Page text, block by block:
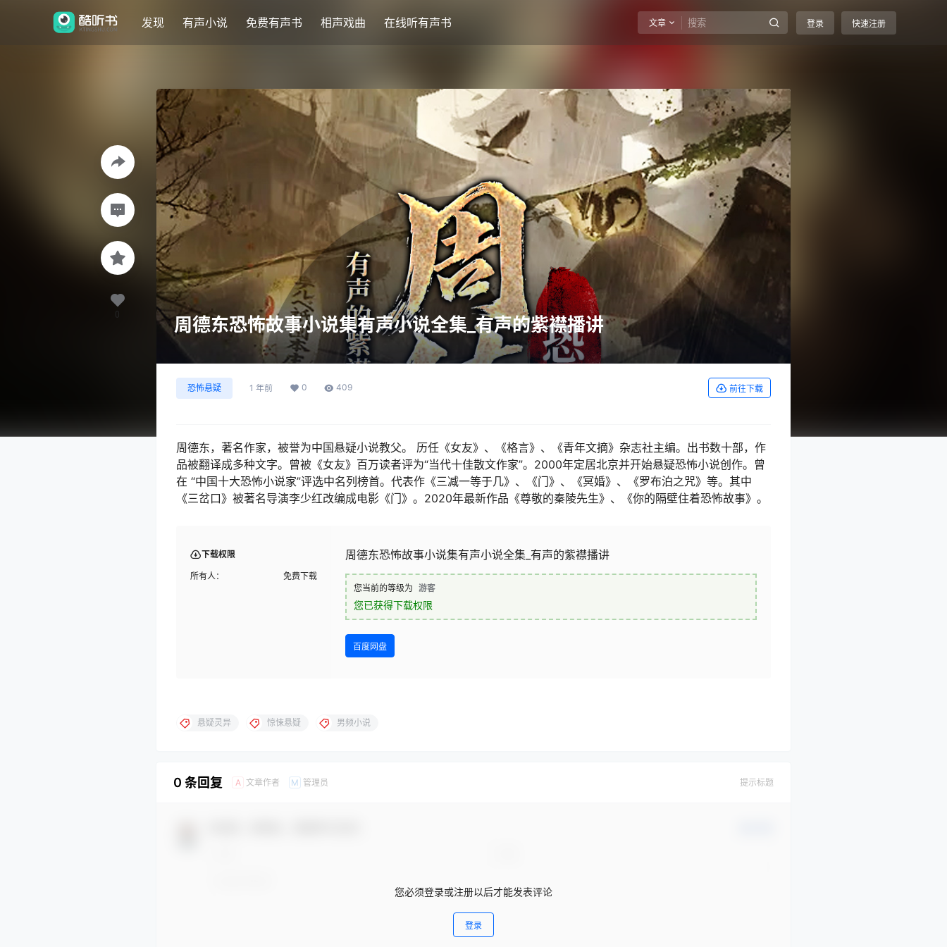
发现 有声小说 免费有声书 相声戏曲 在线听有声书 文章 登录 快速注册
周德东恐怖故事小说集有声小说全集_有声的紫襟播讲
恐怖悬疑 1 年前 0 409 前往下载
周德东，著名作家，被誉为中国悬疑小说教父。 历任《女友》、《格言》、《青年文摘》杂志社主编。出书数十部，作
品被翻译成多种文字。曾被《女友》百万读者评为“当代十佳散文作家”。2000年定居北京并开始悬疑恐怖小说创作。曾
在 “中国十大恐怖小说家”评选中名列榜首。代表作《三减一等于几》、《门》、《冥婚》、《罗布泊之咒》等。其中
《三岔口》被著名导演李少红改编成电影《门》。2020年最新作品《尊敬的秦陵先生》、《你的隔壁住着恐怖故事》。
下载权限
所有人： 免费下载
周德东恐怖故事小说集有声小说全集_有声的紫襟播讲
您当前的等级为 游客
您已获得下载权限
百度网盘
0
悬疑灵异 惊悚悬疑 男频小说
0 条回复 A 文章作者 M 管理员 提示标题
您必须登录或注册以后才能发表评论
登录